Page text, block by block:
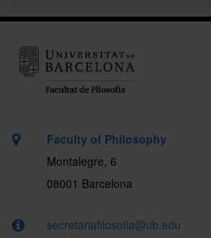
Faculty of Philosophy
Montalegre, 6
08001 Barcelona
secretariafilosofia@ub.edu